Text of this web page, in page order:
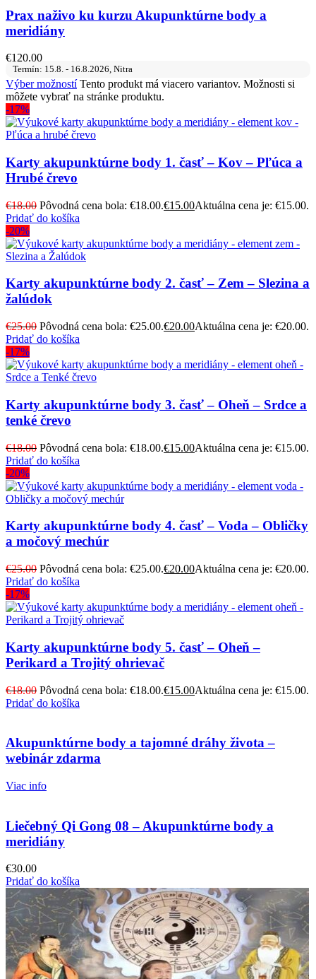
Prax naživo ku kurzu Akupunktúrne body a
meridiány
€120.00
Termín: 15.8. - 16.8.2026, Nitra
Výber možnostíTento produkt má viacero variantov. Možnosti si
môžete vybrať na stránke produktu.
-17%
Karty akupunktúrne body 1. časť – Kov – Pľúca a
Hrubé črevo
€18.00 Pôvodná cena bola: €18.00.€15.00Aktuálna cena je: €15.00.
Pridať do košíka
-20%
Karty akupunktúrne body 2. časť – Zem – Slezina a
žalúdok
€25.00 Pôvodná cena bola: €25.00.€20.00Aktuálna cena je: €20.00.
Pridať do košíka
-17%
Karty akupunktúrne body 3. časť – Oheň – Srdce a
tenké črevo
€18.00 Pôvodná cena bola: €18.00.€15.00Aktuálna cena je: €15.00.
Pridať do košíka
-20%
Karty akupunktúrne body 4. časť – Voda – Obličky
a močový mechúr
€25.00 Pôvodná cena bola: €25.00.€20.00Aktuálna cena je: €20.00.
Pridať do košíka
-17%
Karty akupunktúrne body 5. časť – Oheň –
Perikard a Trojitý ohrievač
€18.00 Pôvodná cena bola: €18.00.€15.00Aktuálna cena je: €15.00.
Pridať do košíka
Akupunktúrne body a tajomné dráhy života –
webinár zdarma
Viac info
Liečebný Qi Gong 08 – Akupunktúrne body a
meridiány
€30.00
Pridať do košíka